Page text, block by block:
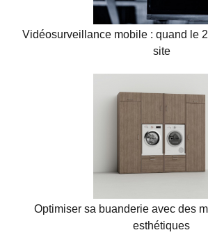
Vidéosurveillance mobile : quand le
site
Optimiser sa buanderie avec des
esthétiques